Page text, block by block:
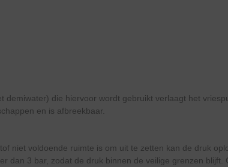
die hiervoor wordt gebruikt verlaagt het
en is afbreekbaar.
niet voldoende ruimte is om uit te zetten kan de druk
dan 3 bar, zodat de druk binnen de veilige grenzen